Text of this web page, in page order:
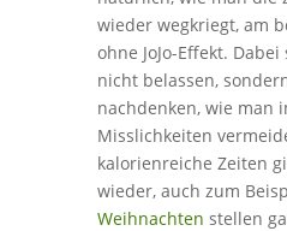
wieder wegkriegt, am
ohne JoJo-Effekt.
nicht belassen,
nachdenken, wie man
Misslichkeiten
kalorienreiche Zeiten
wieder, auch zum
Weihnachten stellen